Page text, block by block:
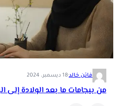
فاتن خالد·18 ديسمبر، 2024
من بيجامات ما بعد الولادة إلى